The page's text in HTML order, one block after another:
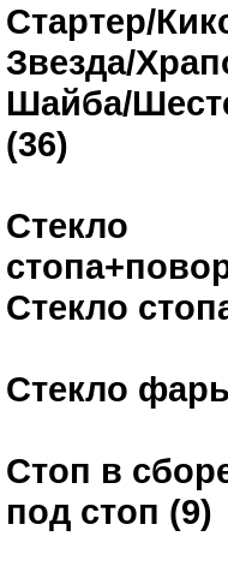
Стартер/
Звезда/
Шайба/
(36)
Стекло
Стекло
Стекло
Стоп в
под стоп (9)